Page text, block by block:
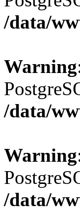
/data/
Warning
/data/
Warning
/data/